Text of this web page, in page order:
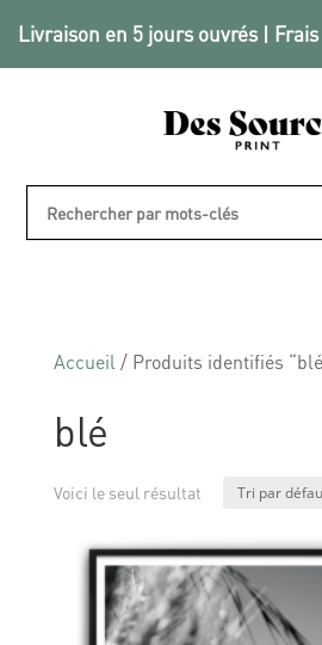
Livraison en 5 jours ouvrés |
Accueil / Produits identifiés
blé
Voici le seul résultat